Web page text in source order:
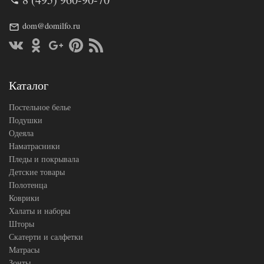
Размер
Производитель
Bayramaly
dom@domilfo.ru
Каталог
Постельное белье
Подушки
Одеяла
Наматрасники
Пледы и покрывала
Детские товары
Полотенца
Коврики
Халаты и наборы
Шторы
Скатерти и салфетки
Матрасы